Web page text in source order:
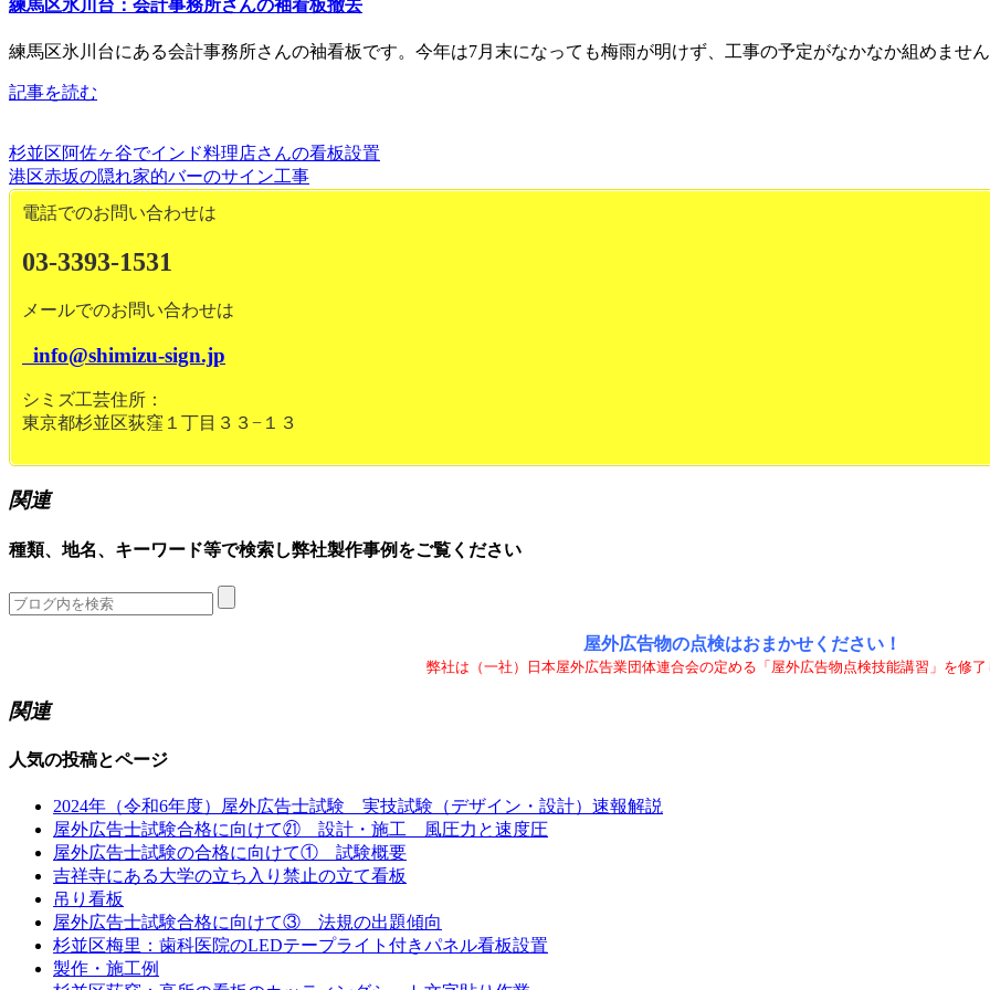
練馬区氷川台：会計事務所さんの袖看板撤去
練馬区氷川台にある会計事務所さんの袖看板です。今年は7月末になっても梅雨が明けず、工事の予定がなかなか組めませ
記事を読む
杉並区阿佐ヶ谷でインド料理店さんの看板設置
港区赤坂の隠れ家的バーのサイン工事
電話でのお問い合わせは
03-3393-1531
メールでのお問い合わせは
info@shimizu-sign.jp
シミズ工芸住所：
東京都杉並区荻窪１丁目３３−１３
関連
種類、地名、キーワード等で検索し弊社製作事例をご覧ください
屋外広告物の点検はおまかせください！
弊社は（一社）日本屋外広告業団体連合会の定める「屋外広告物点検技能講習」を修
関連
人気の投稿とページ
2024年（令和6年度）屋外広告士試験 実技試験（デザイン・設計）速報解説
屋外広告士試験合格に向けて㉑ 設計・施工 風圧力と速度圧
屋外広告士試験の合格に向けて① 試験概要
吉祥寺にある大学の立ち入り禁止の立て看板
吊り看板
屋外広告士試験合格に向けて③ 法規の出題傾向
杉並区梅里：歯科医院のLEDテープライト付きパネル看板設置
製作・施工例